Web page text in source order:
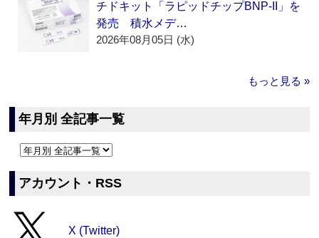
チドキット「ラピッドチップBNP-II」を
発売 積水メデ…
2026年08月05日 (水)
もっと見る »
年月別 全記事一覧
アカウント・RSS
X (Twitter)